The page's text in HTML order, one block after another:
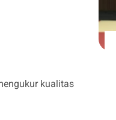
kualitas